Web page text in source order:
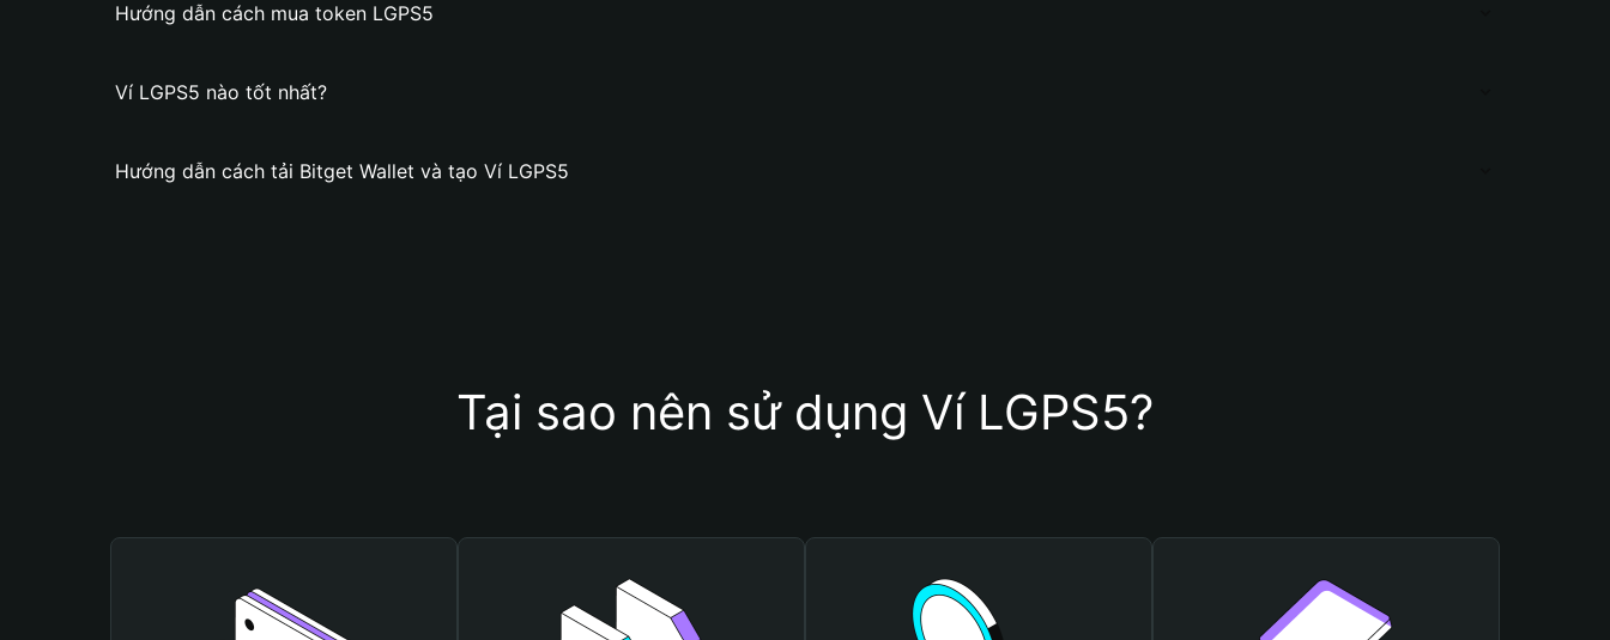
Hướng dẫn cách mua token LGPS5
Ví LGPS5 nào tốt nhất?
Hướng dẫn cách tải Bitget Wallet và tạo Ví LGPS5
Tại sao nên sử dụng Ví LGPS5?